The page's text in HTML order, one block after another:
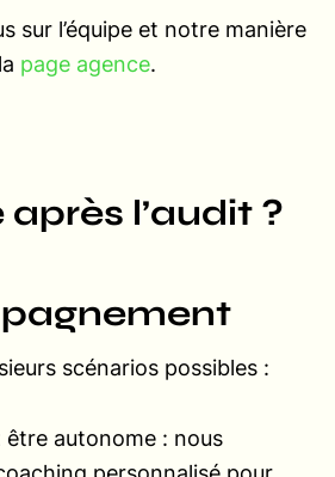
sur l’équipe et notre manière
page agence.
l’audit ?
scénarios possibles :
être autonome : nous